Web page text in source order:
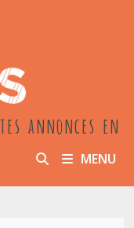
annonces en
MENU